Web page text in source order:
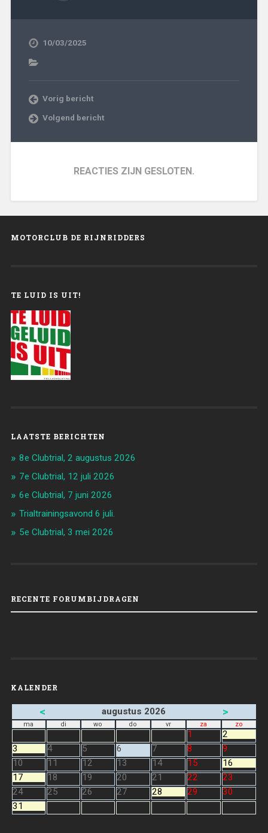
10/03/2025
Vorig bericht
Volgend bericht
REACTIES ZIJN GESLOTEN.
MOTORCLUB DE RIJNRIDDERS
TE LUID IS UIT!
LAATSTE BERICHTEN
8e Clubtrial, 2 augustus 2026
7e Clubtrial, 12 juli 2026
6e Clubtrial, 7 juni 2026
Trialtrainingsavond 6 juli.
5e Clubtrial, 3 mei 2026
RECENTE FORUMBIJDRAGEN
KALENDER
< augustus 2026 >
ma di wo do vr za zo
1
2
3
4 5 6 7 8
9
10
11 12 13 14 15
16
17
18 19 20 21 22
23
24
25 26 27 28 29
30
31